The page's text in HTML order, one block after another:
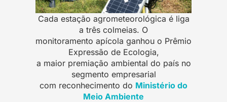
Cada estação agrometeorológica é liga
a três colmeias. O
monitoramento apícola ganhou o Prêmio
Expressão de Ecologia,
a maior premiação ambiental do país no
segmento empresarial
com reconhecimento do Ministério do
Meio Ambiente